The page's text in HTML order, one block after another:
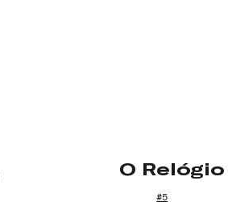
O Relógio
#5